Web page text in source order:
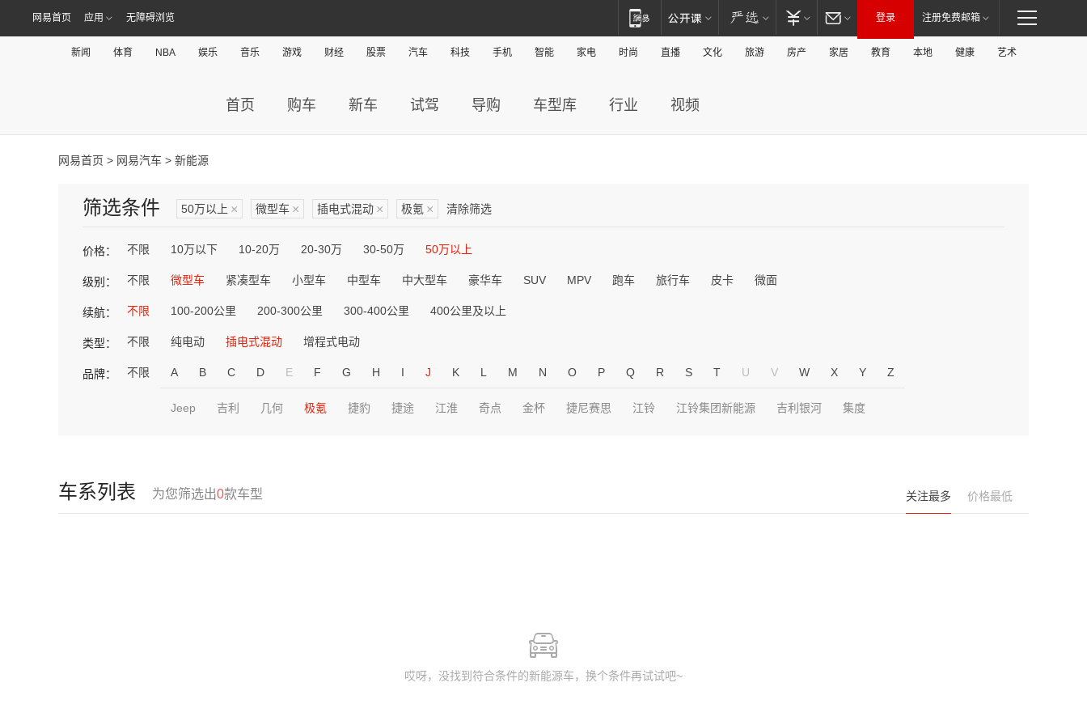
网易首页 应用 无障碍浏览 登录 注册免费邮箱
新闻 体育 NBA 娱乐 音乐 游戏 财经 股票 汽车 科技 手机 智能 家电 时尚 直播 文化 旅游 房产 家居 教育 本地 健康 艺术
首页 购车 新车 试驾 导购 车型库 行业 视频
网易首页 > 网易汽车 > 新能源
筛选条件 50万以上 × 微型车 × 插电式混动 × 极氪 × 清除筛选
价格： 不限 10万以下 10-20万 20-30万 30-50万 50万以上
级别： 不限 微型车 紧凑型车 小型车 中型车 中大型车 豪华车 SUV MPV 跑车 旅行车 皮卡 微面
续航： 不限 100-200公里 200-300公里 300-400公里 400公里及以上
类型： 不限 纯电动 插电式混动 增程式电动
品牌： 不限 A B C D E F G H I J K L M N O P Q R S T U V W X Y Z
Jeep 吉利 几何 极氪 捷豹 捷途 江淮 奇点 金杯 捷尼赛思 江铃 江铃集团新能源 吉利银河 集度
车系列表 为您筛选出0款车型 关注最多 价格最低
哎呀，没找到符合条件的新能源车，换个条件再试试吧~